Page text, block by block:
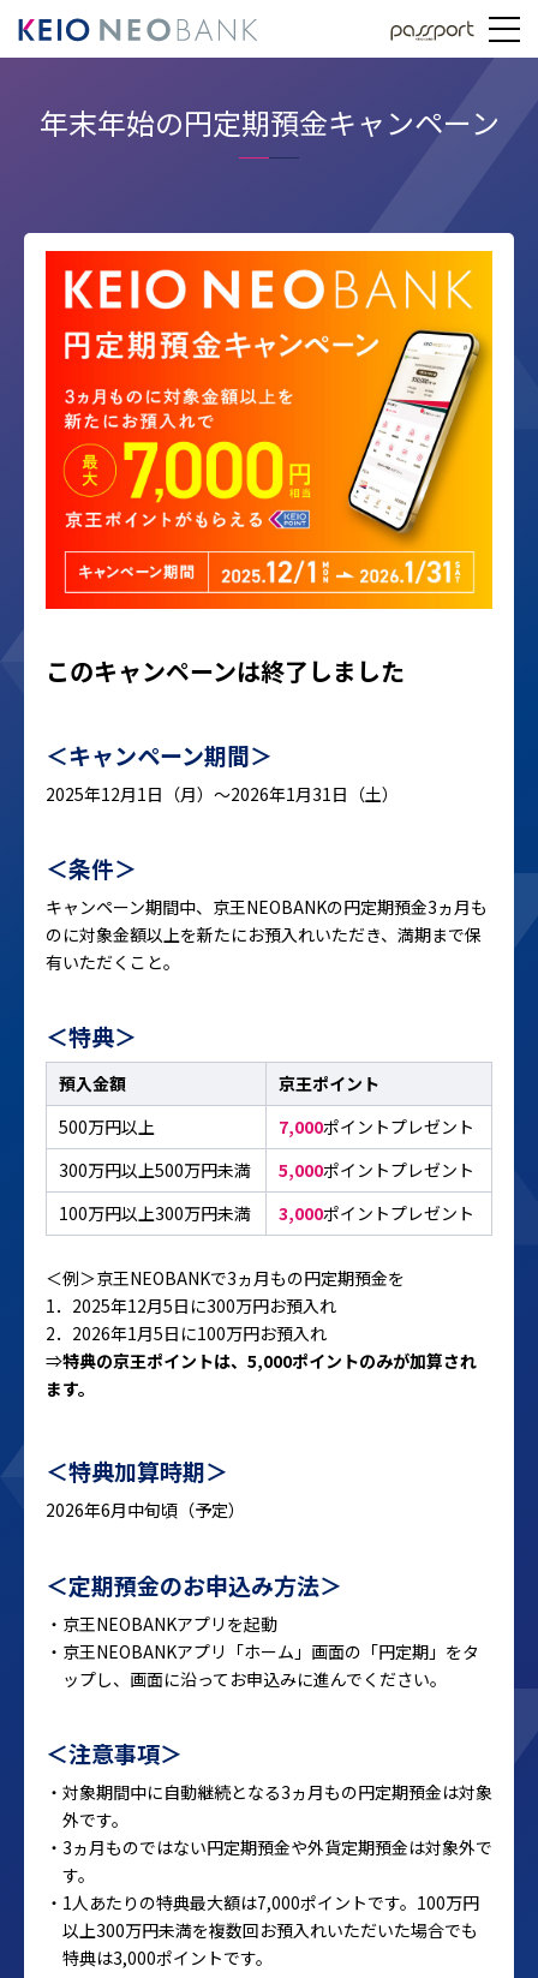
年末年始の円定期預金キャンペーン
このキャンペーンは終了しました
＜キャンペーン期間＞
2025年12月1日（月）～2026年1月31日（土）
＜条件＞
キャンペーン期間中、京王NEOBANKの円定期預金3ヵ月も
のに対象金額以上を新たにお預入れいただき、満期まで保
有いただくこと。
＜特典＞
預入金額
京王ポイント
500万円以上
7,000ポイントプレゼント
300万円以上500万円未満
5,000ポイントプレゼント
100万円以上300万円未満
3,000ポイントプレゼント
＜例＞京王NEOBANKで3ヵ月もの円定期預金を
1．2025年12月5日に300万円お預入れ
2．2026年1月5日に100万円お預入れ
⇒特典の京王ポイントは、5,000ポイントのみが加算され
ます。
＜特典加算時期＞
2026年6月中旬頃（予定）
＜定期預金のお申込み方法＞
・京王NEOBANKアプリを起動
・京王NEOBANKアプリ「ホーム」画面の「円定期」をタ
ップし、画面に沿ってお申込みに進んでください。
＜注意事項＞
・対象期間中に自動継続となる3ヵ月もの円定期預金は対象
外です。
・3ヵ月ものではない円定期預金や外貨定期預金は対象外で
す。
・1人あたりの特典最大額は7,000ポイントです。100万円
以上300万円未満を複数回お預入れいただいた場合でも
特典は3,000ポイントです。